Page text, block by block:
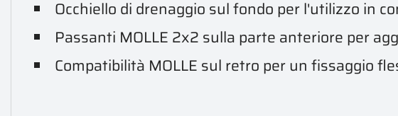
Occhiello di drenaggio sul fondo per l'utilizzo in
Passanti MOLLE 2x2 sulla parte anteriore per
Compatibilità MOLLE sul retro per un fissaggio